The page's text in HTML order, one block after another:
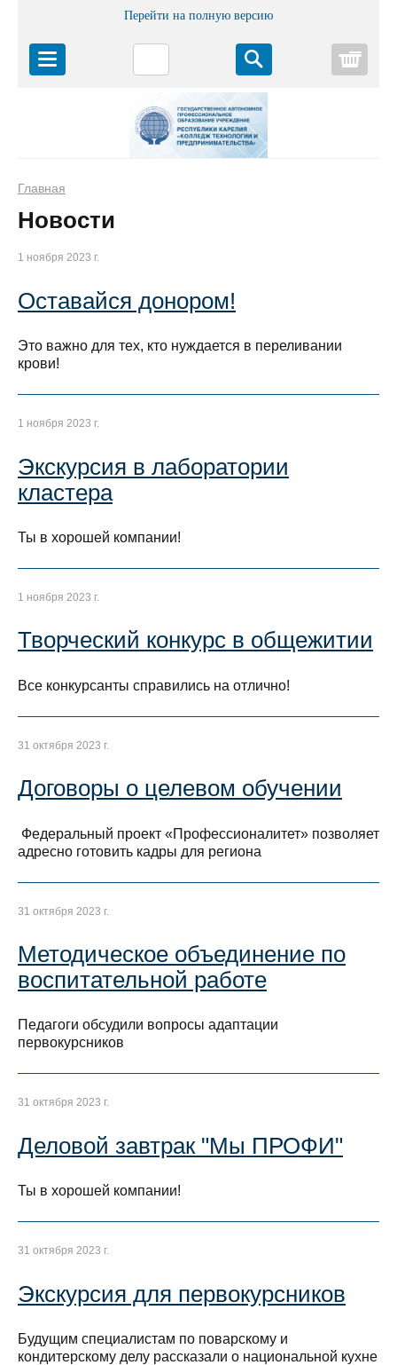
Перейти на полную версию
Главная
Новости
1 ноября 2023 г.
Оставайся донором!
Это важно для тех, кто нуждается в переливании
крови!
1 ноября 2023 г.
Экскурсия в лаборатории
кластера
Ты в хорошей компании!
1 ноября 2023 г.
Творческий конкурс в общежитии
Все конкурсанты справились на отлично!
31 октября 2023 г.
Договоры о целевом обучении
Федеральный проект «Профессионалитет» позволяет
адресно готовить кадры для региона
31 октября 2023 г.
Методическое объединение по
воспитательной работе
Педагоги обсудили вопросы адаптации
первокурсников
31 октября 2023 г.
Деловой завтрак "Мы ПРОФИ"
Ты в хорошей компании!
31 октября 2023 г.
Экскурсия для первокурсников
Будущим специалистам по поварскому и
кондитерскому делу рассказали о национальной кухне